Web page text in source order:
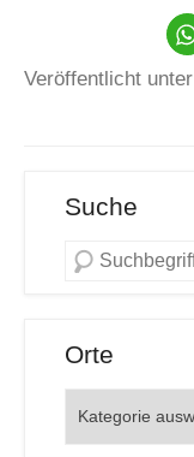
Veröffentlicht unter
Suche
Orte